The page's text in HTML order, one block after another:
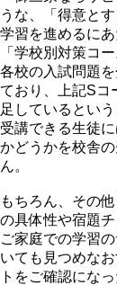
うな、「得意と
学習を進めるに
「学校別対策コ
各校の入試問題
ており、上記Sコ
足しているとい
受講できる生徒
かどうかを校舎
ん。
もちろん、その
の具体性や宿題
ご家庭での学習
いても見つめな
トをご確認にな